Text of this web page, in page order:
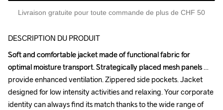
Livraison gratuite pour toute commande de plus de CHF 50
DESCRIPTION DU PRODUIT
Soft and comfortable jacket made of functional fabric for
optimal moisture transport. Strategically placed mesh panels
provide enhanced ventilation. Zippered side pockets. Jacket
designed for low intensity activities and relaxing. Your corporate
identity can always find its match thanks to the wide range of
Soft and comfortable jacket made of functional fabric for
optimal moisture transport. Strategically placed mesh panels
provide enhanced ventilation. Zippered side pockets. Jacket
designed for low intensity activities and relaxing. Your corporate
identity can always find its match thanks to the wide range of